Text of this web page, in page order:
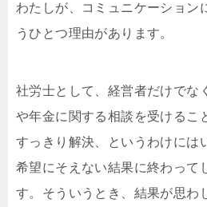
わたしが、コミュニケーション
うひとつ理由があります。
社労士として、経営者だけでな
や年金に関する相談を受けるこ
すっきり解決、というわけには
希望にそえない結果に終わって
す。そういうとき、結果が思わ